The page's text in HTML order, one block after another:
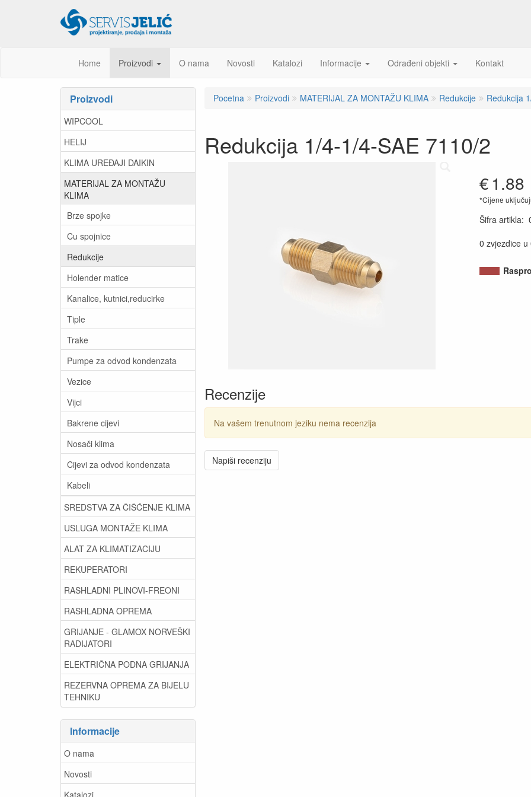
Home Proizvodi O nama Novosti Katalozi Informacije Odrađeni objekti Kontakt
Pocetna Proizvodi MATERIJAL ZA MONTAŽU KLIMA Redukcije Redukcija
Redukcija 1/4-1/4-SAE 7110/2
€1.88
*Cijene
Šifra artikla:
0 zvjezdice
Recenzije
Na vašem trenutnom jeziku nema recenzija
Napiši recenziju
Proizvodi
WIPCOOL
HELIJ
KLIMA UREĐAJI DAIKIN
MATERIJAL ZA MONTAŽU
KLIMA
Brze spojke
Cu spojnice
Redukcije
Holender matice
Kanalice, kutnici,reducirke
Tiple
Trake
Pumpe za odvod kondenzata
Vezice
Vijci
Bakrene cijevi
Nosači klima
Cijevi za odvod kondenzata
Kabeli
SREDSTVA ZA ČIŠĆENJE KLIMA
USLUGA MONTAŽE KLIMA
ALAT ZA KLIMATIZACIJU
REKUPERATORI
RASHLADNI PLINOVI-FREONI
RASHLADNA OPREMA
GRIJANJE - GLAMOX NORVEŠKI
RADIJATORI
ELEKTRIČNA PODNA GRIJANJA
REZERVNA OPREMA ZA BIJELU
TEHNIKU
Informacije
O nama
Novosti
Katalozi